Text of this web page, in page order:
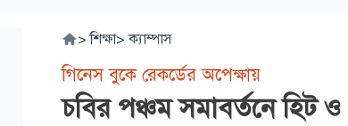
> শিক্ষা> ক্যাম্পাস
গিনেস বুকে রেকর্ডের অপেক্ষায়
চবির পঞ্চম সমাবর্তনে হিট